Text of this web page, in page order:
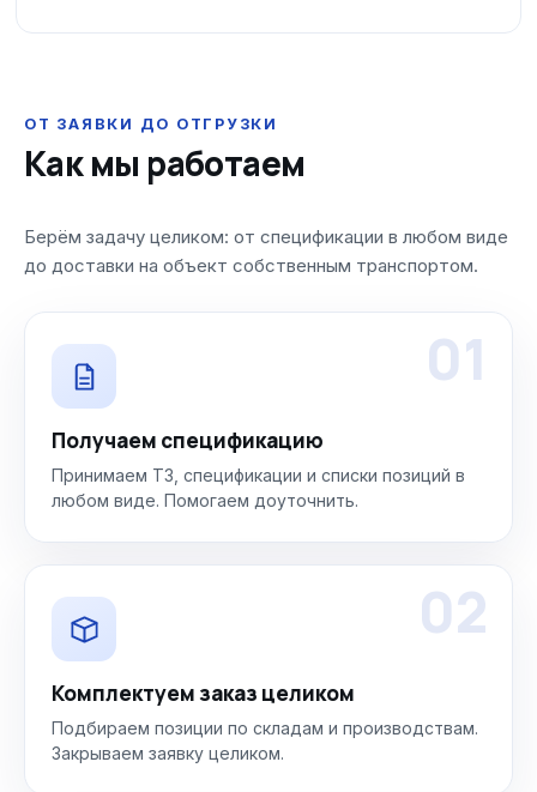
ОТ ЗАЯВКИ ДО ОТГРУЗКИ
Как мы работаем
Берём задачу целиком: от спецификации в любом виде
до доставки на объект собственным транспортом.
01
Получаем спецификацию
Принимаем ТЗ, спецификации и списки позиций в
любом виде. Помогаем доуточнить.
02
Комплектуем заказ целиком
Подбираем позиции по складам и производствам.
Закрываем заявку целиком.